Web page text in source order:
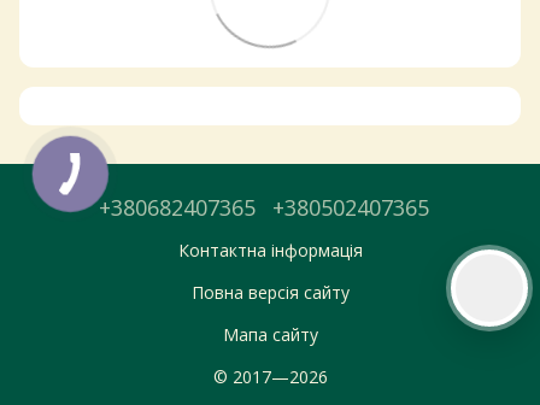
+380682407365 +380502407365
Контактна інформація
Повна версія сайту
Мапа сайту
© 2017—2026
безкоштовно
магазин і забрати у зручний час 💚
Перейти до оформлення
День доставки обираєте під час оформлення.